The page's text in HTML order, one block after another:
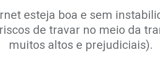
esteja boa e sem
de travar no meio da
muitos altos e prejudiciais).